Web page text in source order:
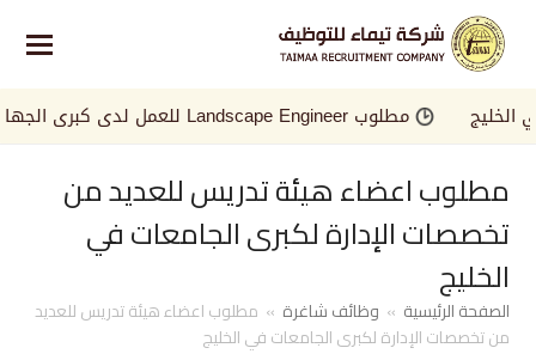
مطلوب Landscape Engineer للعمل لدى كبرى الجهات في الخليج
مطلوب اعضاء هيئة تدريس للعديد من
تخصصات الإدارة لكبرى الجامعات في
الخليج
الصفحة الرئيسية » وظائف شاغرة » مطلوب اعضاء هيئة تدريس للعديد
من تخصصات الإدارة لكبرى الجامعات في الخليج